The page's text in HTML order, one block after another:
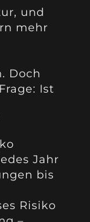
und
mehr
Doch
Ist
Jahr
bis
Risiko